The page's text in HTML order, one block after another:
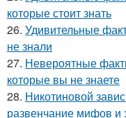
которые стоит знать
26. Удивительные
не знали
27. Невероятные
которые вы не знаете
28. Никотиновой
развенчание мифов и